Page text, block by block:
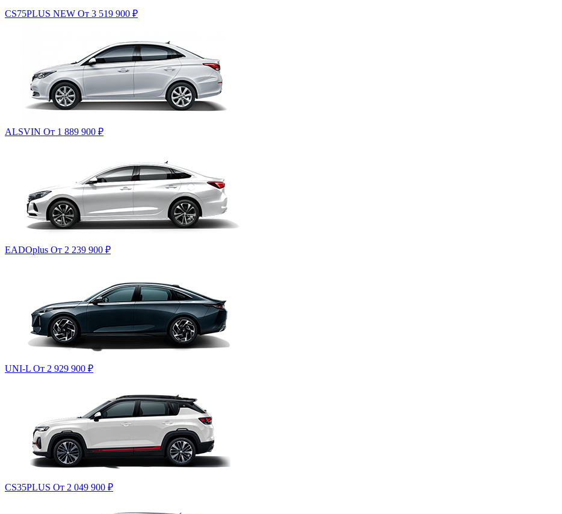
CS75PLUS NEW От 3 519 900 ₽
ALSVIN От 1 889 900 ₽
EADOplus От 2 239 900 ₽
UNI-L От 2 929 900 ₽
CS35PLUS От 2 049 900 ₽